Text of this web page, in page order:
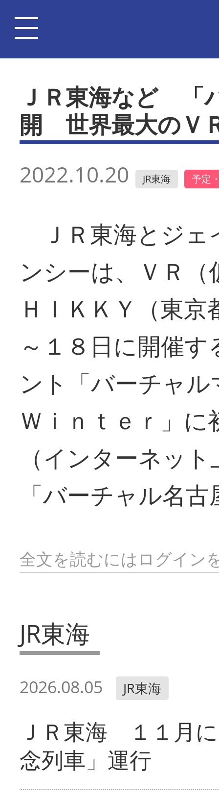
ＪＲ東海など 「
開 世界最大のＶ
2022.10.20 JR東海 予定
ＪＲ東海とジェ
ンシーは、ＶＲ
ＨＩＫＫＹ（東
～１８日に開催
ント「バーチャ
Ｗｉｎｔｅｒ」
（インターネッ
「バーチャル名
全文を読むにはログイン
JR東海
2026.08.05 JR東海
ＪＲ東海 １１月
念列車」運行